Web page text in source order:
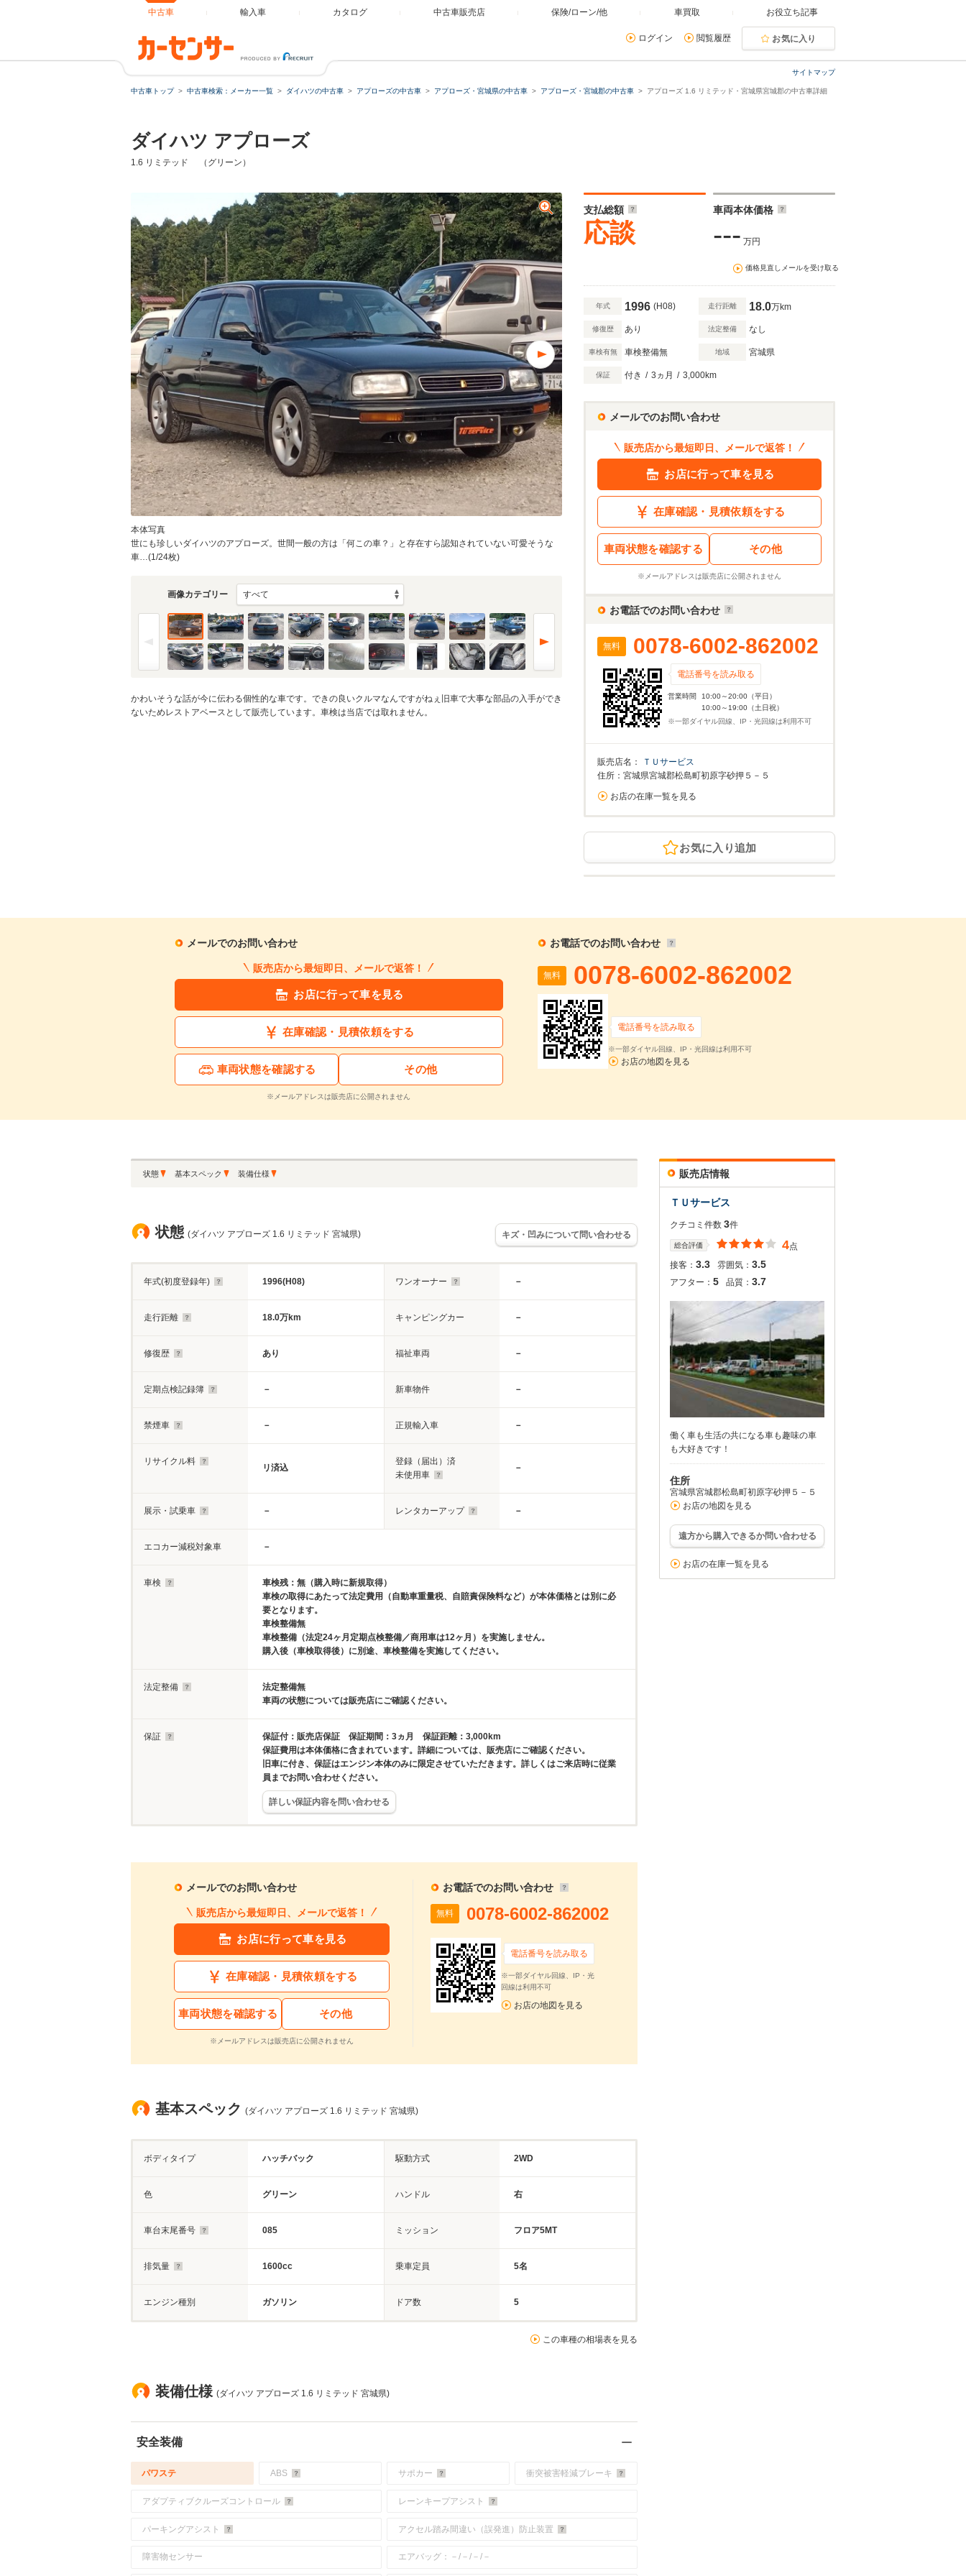
中古車 輸入車 カタログ 中古車販売店 保険/ローン/他 車買取 お役立ち記事
ログイン 閲覧履歴 お気に入り
サイトマップ
中古車トップ 中古車検索：メーカー一覧 ダイハツの中古車 アプローズの中古車 アプローズ・宮城県の中古車 アプローズ・宮城郡の中古車 アプローズ 1.6 リミテッド・宮城県宮城郡の中古車詳細
ダイハツ アプローズ
1.6 リミテッド （グリーン）
本体写真
世にも珍しいダイハツのアプローズ。世間一般の方は「何この車？」と存在すら認知されていない可愛そうな
車…(1/24枚)
画像カテゴリー
かわいそうな話が今に伝わる個性的な車です。できの良いクルマなんですがねぇ旧車で大事な部品の入手ができ
ないためレストアベースとして販売しています。車検は当店では取れません。
支払総額
応談
車両本体価格
--- 万円
価格見直しメールを受け取る
年式 1996 (H08) 走行距離 18.0万km
修復歴 あり 法定整備 なし
車検有無 車検整備無 地域 宮城県
保証 付き / 3ヵ月 / 3,000km
メールでのお問い合わせ
販売店から最短即日、メールで返答！
お店に行って車を見る
在庫確認・見積依頼をする
車両状態を確認する その他
※メールアドレスは販売店に公開されません
お電話でのお問い合わせ
無料 0078-6002-862002
電話番号を読み取る
営業時間
10:00～20:00（平日）
10:00～19:00（土日祝）
※一部ダイヤル回線、IP・光回線は利用不可
販売店名：
ＴＵサービス
住所：宮城県宮城郡松島町初原字砂押５－５
お店の在庫一覧を見る
お気に入り追加
メールでのお問い合わせ
販売店から最短即日、メールで返答！
お店に行って車を見る
在庫確認・見積依頼をする
車両状態を確認する その他
※メールアドレスは販売店に公開されません
お電話でのお問い合わせ
無料 0078-6002-862002
電話番号を読み取る
※一部ダイヤル回線、IP・光回線は利用不可
お店の地図を見る
状態 基本スペック 装備仕様
状態 (ダイハツ アプローズ 1.6 リミテッド 宮城県) キズ・凹みについて問い合わせる
年式(初度登録年) 1996(H08) ワンオーナー －
走行距離 18.0万km キャンピングカー －
修復歴 あり 福祉車両 －
定期点検記録簿 － 新車物件 －
禁煙車 － 正規輸入車 －
リサイクル料
リ済込
登録（届出）済
未使用車
－
展示・試乗車 － レンタカーアップ －
エコカー減税対象車 －
車検
車検残：無（購入時に新規取得）
車検の取得にあたって法定費用（自動車重量税、自賠責保険料など）が本体価格とは別に必
要となります。
車検整備無
車検整備（法定24ヶ月定期点検整備／商用車は12ヶ月）を実施しません。
購入後（車検取得後）に別途、車検整備を実施してください。
法定整備
法定整備無
車両の状態については販売店にご確認ください。
保証
保証付：販売店保証 保証期間：3ヵ月 保証距離：3,000km
保証費用は本体価格に含まれています。詳細については、販売店にご確認ください。
旧車に付き、保証はエンジン本体のみに限定させていただきます。詳しくはご来店時に従業
員までお問い合わせください。
詳しい保証内容を問い合わせる
メールでのお問い合わせ
販売店から最短即日、メールで返答！
お店に行って車を見る
在庫確認・見積依頼をする
車両状態を確認する その他
※メールアドレスは販売店に公開されません
お電話でのお問い合わせ
無料 0078-6002-862002
電話番号を読み取る
※一部ダイヤル回線、IP・光
回線は利用不可
お店の地図を見る
基本スペック (ダイハツ アプローズ 1.6 リミテッド 宮城県)
ボディタイプ ハッチバック 駆動方式 2WD
色 グリーン ハンドル 右
車台末尾番号 085 ミッション フロア5MT
排気量 1600cc 乗車定員 5名
エンジン種別 ガソリン ドア数 5
この車種の相場表を見る
装備仕様 (ダイハツ アプローズ 1.6 リミテッド 宮城県)
安全装備
パワステ ABS サポカー 衝突被害軽減ブレーキ
アダプティブクルーズコントロール レーンキープアシスト
パーキングアシスト アクセル踏み間違い（誤発進）防止装置
障害物センサー エアバッグ：－/－/－/－
販売店情報
ＴＵサービス
クチコミ件数 3件
総合評価 4点
接客： 3.3 雰囲気： 3.5
アフター： 5 品質： 3.7
働く車も生活の共になる車も趣味の車
も大好きです！
住所
宮城県宮城郡松島町初原字砂押５－５
お店の地図を見る
遠方から購入できるか問い合わせる
お店の在庫一覧を見る